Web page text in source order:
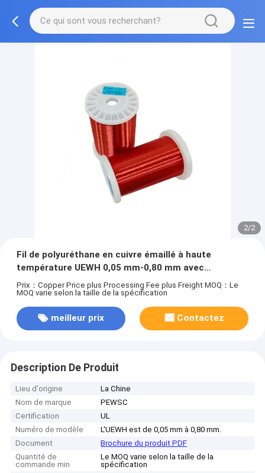
2/2
Fil de polyuréthane en cuivre émaillé à haute
température UEWH 0,05 mm-0,80 mm avec
température de 180 °C
Prix：Copper Price plus Processing Fee plus Freight MOQ：Le
MOQ varie selon la taille de la spécification
meilleur prix Contactez
Description De Produit
Lieu d'origine
La Chine
Nom de marque
PEWSC
Certification
UL
Numéro de modèle
L'UEWH est de 0,05 mm à 0,80 mm.
Document
Brochure du produit PDF
Quantité de
commande min
Le MOQ varie selon la taille de la
spécification